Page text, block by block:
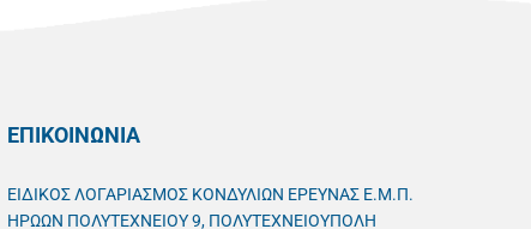
ΕΠΙΚΟΙΝΩΝΙΑ
ΕΙΔΙΚΟΣ ΛΟΓΑΡΙΑΣΜΟΣ ΚΟΝΔΥΛΙΩΝ ΕΡΕΥΝΑΣ Ε.Μ.Π.
ΗΡΩΩΝ ΠΟΛΥΤΕΧΝΕΙΟΥ 9, ΠΟΛΥΤΕΧΝΕΙΟΥΠΟΛΗ